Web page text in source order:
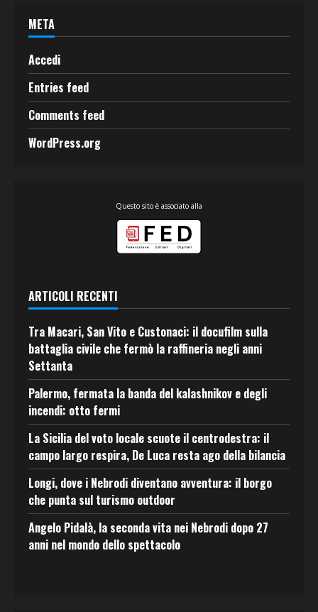
META
Accedi
Entries feed
Comments feed
WordPress.org
Questo sito è associato alla
ARTICOLI RECENTI
Tra Macari, San Vito e Custonaci: il docufilm sulla
battaglia civile che fermò la raffineria negli anni
Settanta
Palermo, fermata la banda del kalashnikov e degli
incendi: otto fermi
La Sicilia del voto locale scuote il centrodestra: il
campo largo respira, De Luca resta ago della bilancia
Longi, dove i Nebrodi diventano avventura: il borgo
che punta sul turismo outdoor
Angelo Pidalà, la seconda vita nei Nebrodi dopo 27
anni nel mondo dello spettacolo